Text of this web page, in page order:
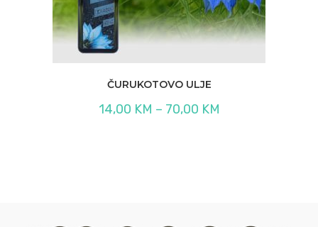
ČURUKOTOVO ULJE
14,00 KM – 70,00 KM